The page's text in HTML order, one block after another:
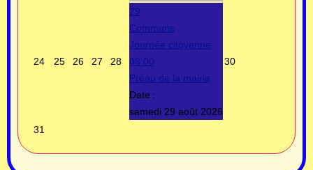
24 25 26 27 28
29
Commune
Journée citoyenne
08:00
Préau de la mairie
Date :
samedi 29 août 2026
30
31